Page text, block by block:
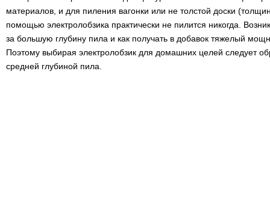
материалов, и для пиления вагонки или не толстой доски
помощью электролобзика практически не пилится никогда.
за большую глубину пила и как получать в добавок тяжелый
Поэтому выбирая электролобзик для домашних целей следует
средней глубиной пила.